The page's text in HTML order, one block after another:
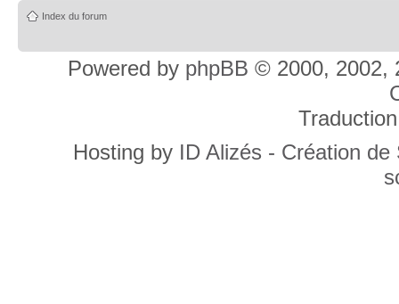
Index du forum
Powered by phpBB © 2000, 2002,
Hosting by ID Alizés - Création